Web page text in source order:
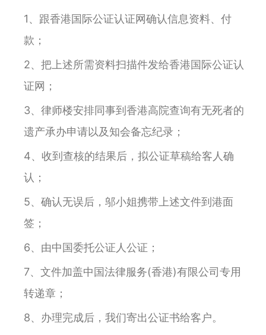
1、跟香港国际公证认证网确认信息资料、付
款；
2、把上述所需资料扫描件发给香港国际公证认
证网；
3、律师楼安排同事到香港高院查询有无死者的
遗产承办申请以及知会备忘纪录；
4、收到查核的结果后，拟公证草稿给客人确
认；
5、确认无误后，邬小姐携带上述文件到港面
签；
6、由中国委托公证人公证；
7、文件加盖中国法律服务(香港)有限公司专用
转递章；
8、办理完成后，我们寄出公证书给客户。